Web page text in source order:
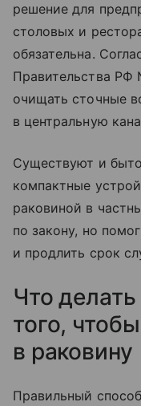
решение для
столовых и
обязательна.
Правительства РФ
очищать сточные
в центральную
Существуют и
компактные
раковиной в
по закону, но
и продлить срок
Что
того,
в раковину
Правильный